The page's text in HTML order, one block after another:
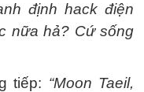
định hack điện
nữa hả? Cứ sống
tiếp: “Moon Taeil,